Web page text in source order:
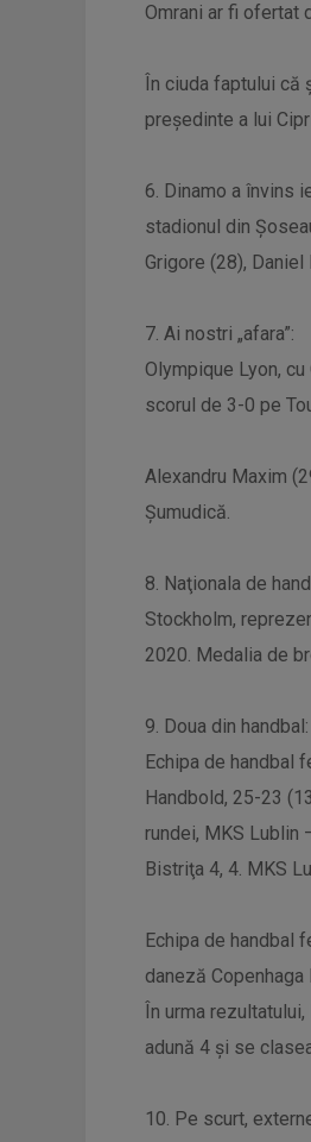
Omrani ar fi ofertat
În ciuda faptului că
președinte a lui
6. Dinamo a învins
stadionul din
Grigore (28),
7. Ai nostri „afara”:
Olympique Lyon,
scorul de 3-0 pe
Alexandru Maxim
Șumudică.
8. Naţionala de
Stockholm,
2020. Medalia de
9. Doua din handbal:
Echipa de handbal
Handbold, 25-23
rundei, MKS Lublin
Bistriţa 4, 4. MKS
Echipa de handbal
daneză
În urma
adună 4 şi se
10. Pe scurt,